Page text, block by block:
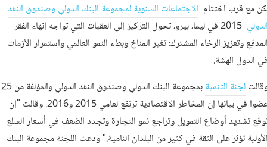
مع قرب اختتام الاجتماعات السنوية لمجموعة البنك الدولي وصندوق النقد
2015 في ليما، بيرو، تحول التركيز إلى العقبات التي تواجه إنهاء الفقر
وتعزيز الرخاء المشترك: تغير المناخ وبطء النمو العالمي واستمرار الأزمات
الدول الهشة.
لجنة التنمية
بمجموعة البنك الدولي وصندوق النقد الدولي والمؤلفة من 25
عضوا في بيانها إن المخاطر الاقتصادية ترتفع لعامي 2015 و2016. وقالت "إن
تشديد أوضاع التمويل وتراجع نمو التجارة وتجدد الضعف في أسعار السلع
تؤثر على الثقة في كثير من البلدان النامية." ودعت اللجنة مجموعة البنك